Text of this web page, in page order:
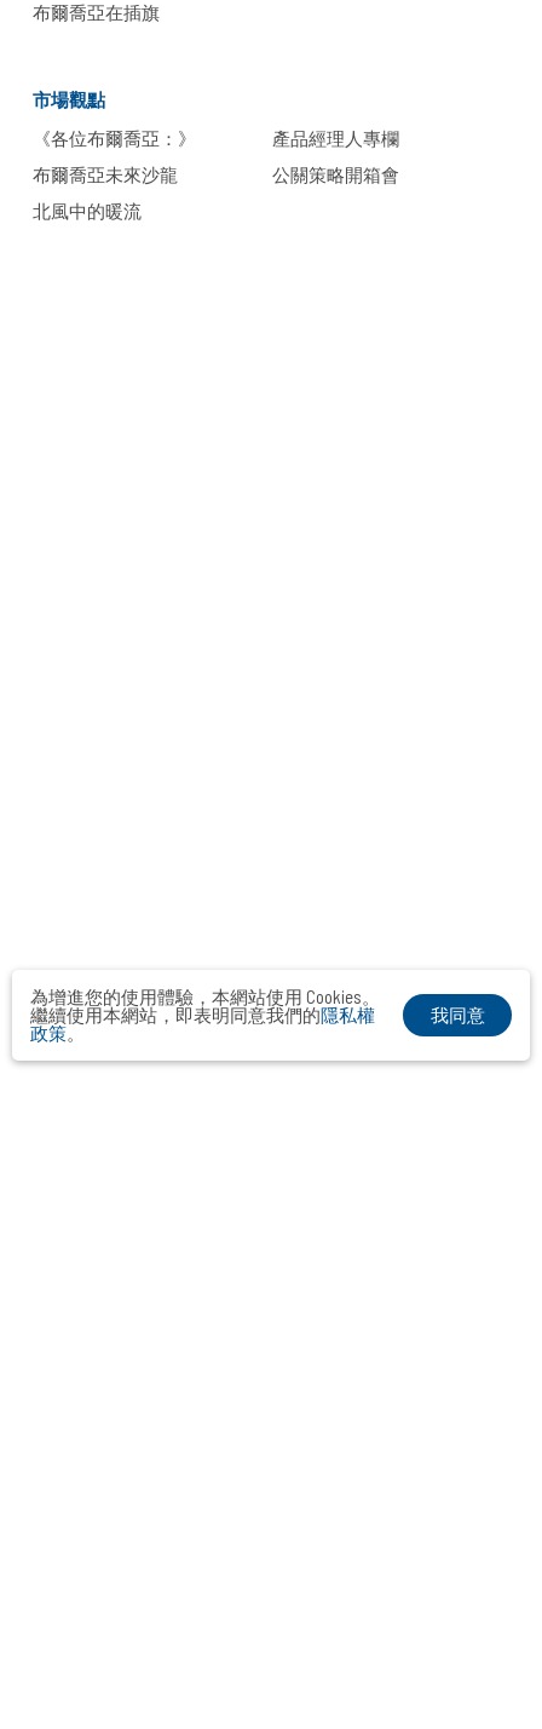
布爾喬亞在插旗
市場觀點
《各位布爾喬亞：》
產品經理人專欄
布爾喬亞未來沙龍
公關策略開箱會
北風中的暖流
為增進您的使用體驗，本網站使用 Cookies。
繼續使用本網站，即表明同意我們的隱私權
政策。
我同意